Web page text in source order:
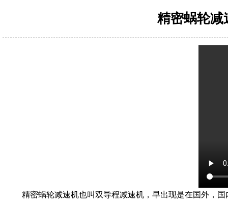
精密蜗轮减
精密蜗轮减速机也叫双导程减速机，早出现是在国外，国